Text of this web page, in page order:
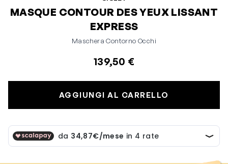
MASQUE CONTOUR DES YEUX LISSANT
EXPRESS
Maschera Contorno Occhi
139,50 €
AGGIUNGI AL CARRELLO